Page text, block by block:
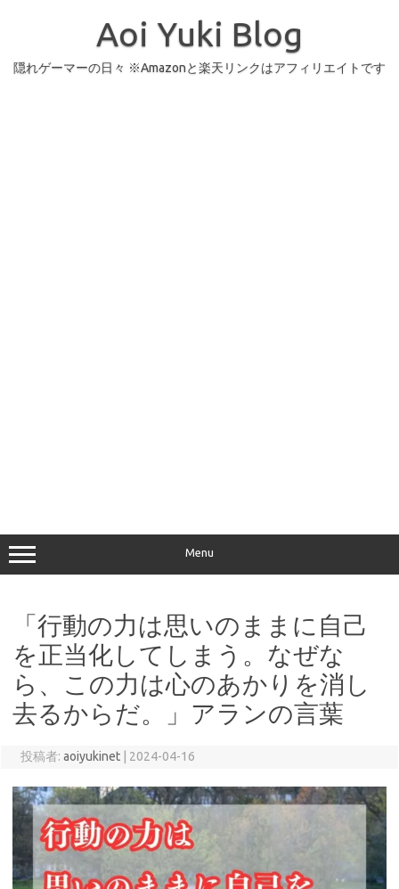
Aoi Yuki Blog
隠れゲーマーの日々 ※Amazonと楽天リンクはアフィリエイトです
Menu
「行動の力は思いのままに自己
を正当化してしまう。なぜな
ら、この力は心のあかりを消し
去るからだ。」アランの言葉
投稿者: aoiyukinet 2024-04-16